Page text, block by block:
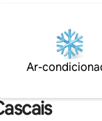
supermercado, etc.
A 10 minutos de
cidade portuária de
Ar-